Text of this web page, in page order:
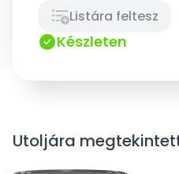
Listára feltesz
Készleten
Utoljára